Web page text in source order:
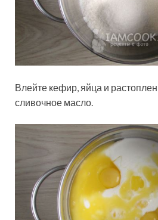
Влейте кефир, яйца и
сливочное масло.